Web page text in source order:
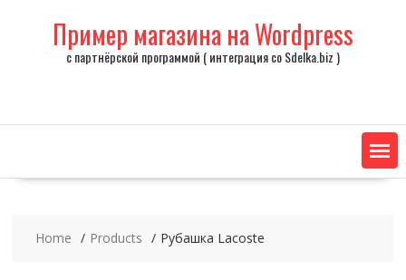
Пример магазина на Wordpress
с партнёрской программой ( интеграция со Sdelka.biz )
Home Products Рубашка Lacoste